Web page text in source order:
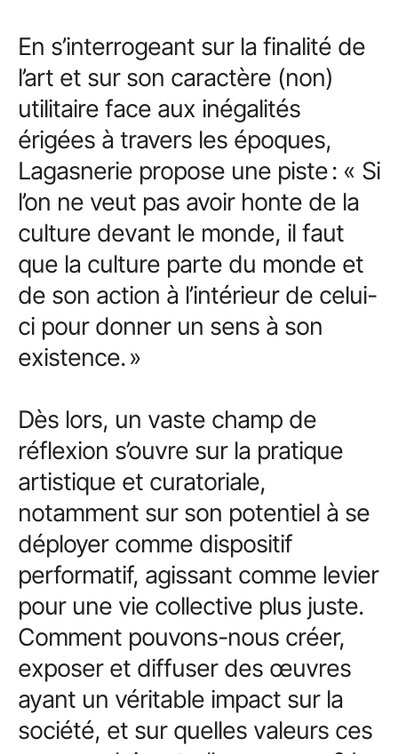
En s’interrogeant sur la finalité de
l’art et sur son caractère (non)
utilitaire face aux inégalités
érigées à travers les époques,
Lagasnerie propose une piste : « Si
l’on ne veut pas avoir honte de la
culture devant le monde, il faut
que la culture parte du monde et
de son action à l’intérieur de celui-
ci pour donner un sens à son
existence. »
Dès lors, un vaste champ de
réflexion s’ouvre sur la pratique
artistique et curatoriale,
notamment sur son potentiel à se
déployer comme dispositif
performatif, agissant comme levier
pour une vie collective plus juste.
Comment pouvons-nous créer,
exposer et diffuser des œuvres
ayant un véritable impact sur la
société, et sur quelles valeurs ces